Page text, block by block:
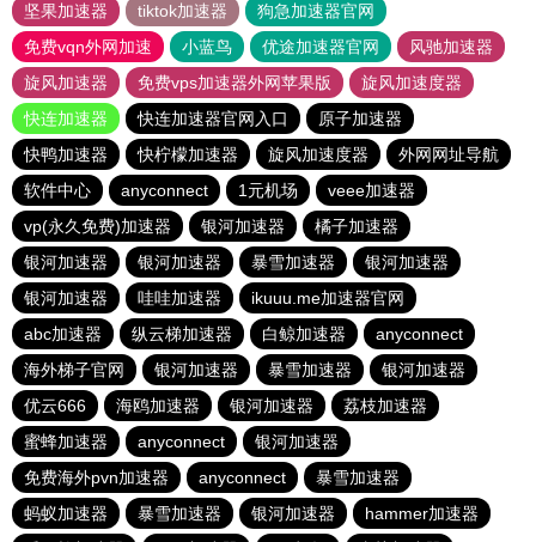
坚果加速器
tiktok加速器
狗急加速器官网
免费vqn外网加速
小蓝鸟 优途加速器官网
风驰加速器
旋风加速器
免费vps加速器外网苹果版
旋风加速度器
快连加速器
快连加速器官网入口
原子加速器
快鸭加速器
快柠檬加速器 旋风加速度器
外网网址导航
软件中心
anyconnect 1元机场
veee加速器
vp(永久免费)加速器
银河加速器
橘子加速器
银河加速器
银河加速器 暴雪加速器
银河加速器
银河加速器
哇哇加速器
ikuuu.me加速器官网
abc加速器
纵云梯加速器 白鲸加速器
anyconnect
海外梯子官网
银河加速器 暴雪加速器
银河加速器
优云666
海鸥加速器 银河加速器
荔枝加速器
蜜蜂加速器
anyconnect
银河加速器
免费海外pvn加速器
anyconnect
暴雪加速器
蚂蚁加速器
暴雪加速器 银河加速器
hammer加速器